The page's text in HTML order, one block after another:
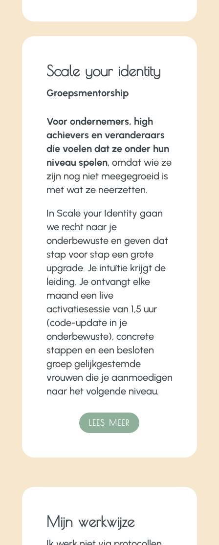
Scale your identity
Groepsmentorship
Voor ondernemers, high
achievers en veranderaars
die voelen dat ze onder hun
niveau spelen, omdat wie ze
zijn nog niet meegegroeid is
met wat ze neerzetten.
In Scale your Identity gaan
we recht naar je
onderbewuste en geven dat
stap voor stap een grote
upgrade. Je intuïtie krijgt de
leiding. Je ontvangt elke
maand een live
activatiesessie van 1,5 uur
(code-update in je
onderbewuste), concrete
stappen en een besloten
groep gelijkgestemde
vrouwen die je aanmoedigen
naar het volgende niveau.
LEES MEER
Mijn werkwijze